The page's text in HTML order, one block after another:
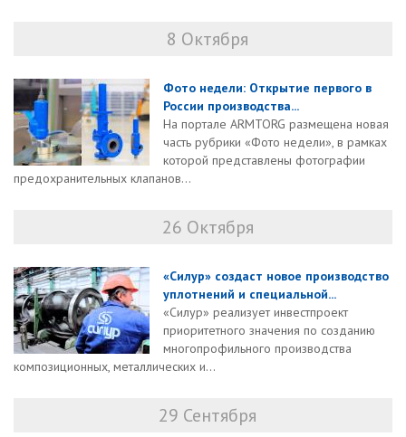
8 Октября
Фото недели: Открытие первого в
России производства...
На портале ARMTORG размещена новая
часть рубрики «Фото недели», в рамках
которой представлены фотографии
предохранительных клапанов...
26 Октября
«Силур» создаст новое производство
уплотнений и специальной...
«Силур» реализует инвестпроект
приоритетного значения по созданию
многопрофильного производства
композиционных, металлических и...
29 Сентября